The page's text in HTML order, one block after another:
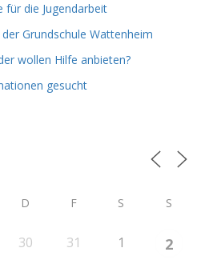
für die Jugendarbeit
Grundschule Wattenheim
wollen Hilfe anbieten?
gesucht
D F S S
30 31 1 2